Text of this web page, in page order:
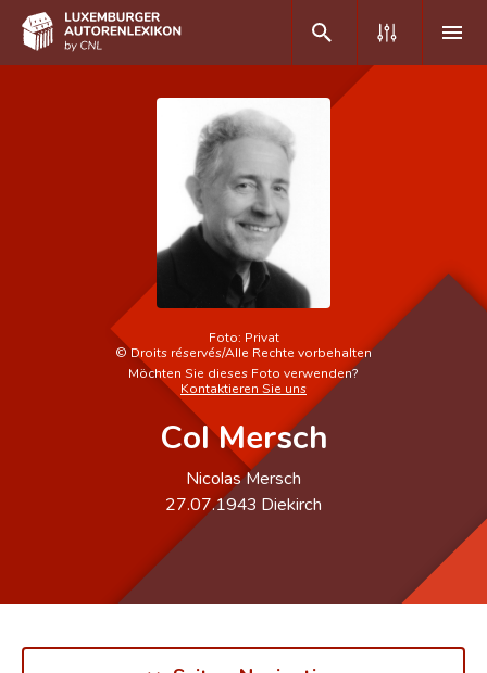
Autor(inn)en A-Z
Erweiterte Suche
Häufige Fragen und Antworten
Forschungsgruppe
Foto: Privat
©Droits réservés/Alle Rechte vorbehalten
Möchten Sie dieses Foto verwenden?
Kontaktieren Sie uns
Col Mersch
Nicolas Mersch
27.07.1943 Diekirch